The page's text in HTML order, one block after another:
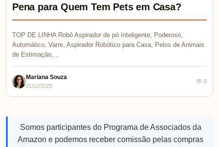
Pena para Quem Tem Pets em Casa?
TOP DE LINHA Robô Aspirador de pó Inteligente, Poderoso,
Automático, Varre, Aspirador Robótico para Casa, Pelos de Animais
de Estimação,…
Mariana Souza
21/12/2025
💬 0
Somos participantes do Programa de Associados da
Amazon e podemos receber comissão pelas compras